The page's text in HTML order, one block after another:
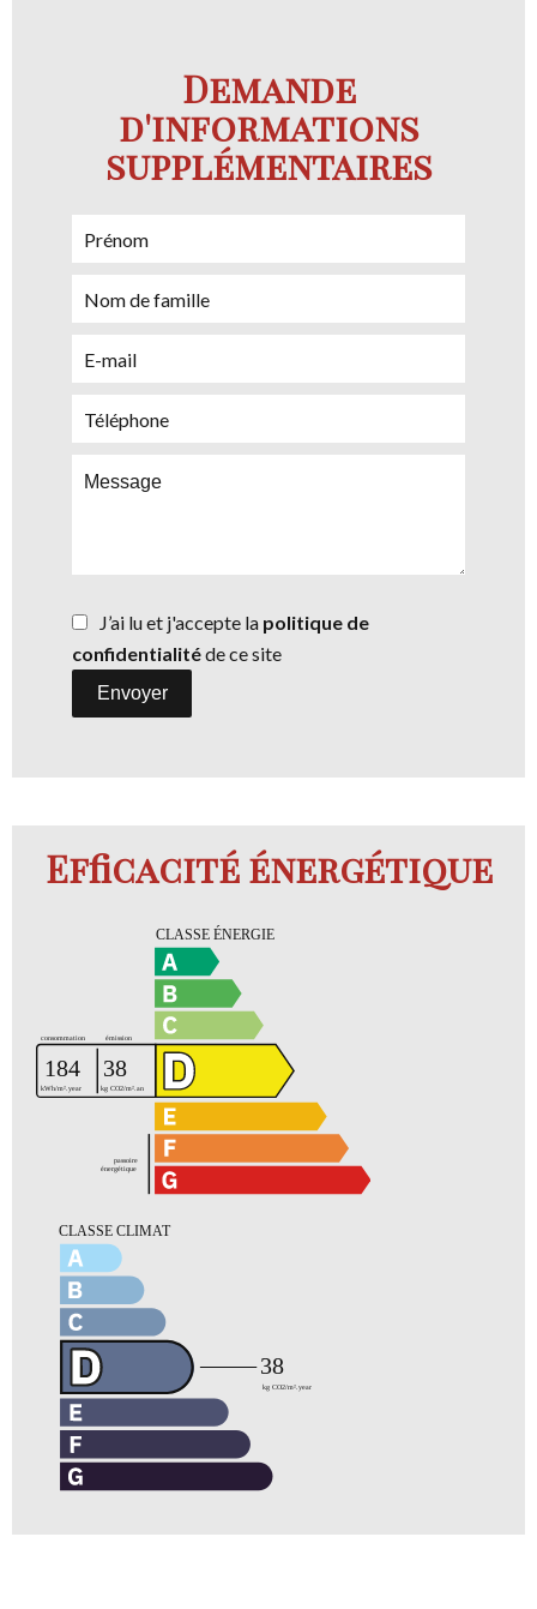
Demande
d'informations
supplémentaires
J’ai lu et j'accepte la politique de
confidentialitéde ce site
Envoyer
Efficacité énergétique